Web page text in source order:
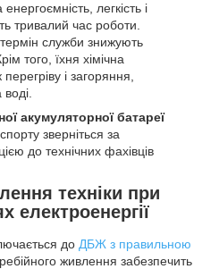
легкість і
тривалий час роботи.
служби знижують
того, їхня хімічна
і загоряння,
акумуляторної батареї
зверніться за
до технічних фахівців
техніки при
електроенергії
до ДБЖ з правильною
живлення забезпечить